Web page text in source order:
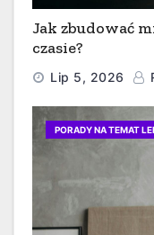
Jak zbudować
czasie?
Lip 5, 2026
PORADY NA TEMAT